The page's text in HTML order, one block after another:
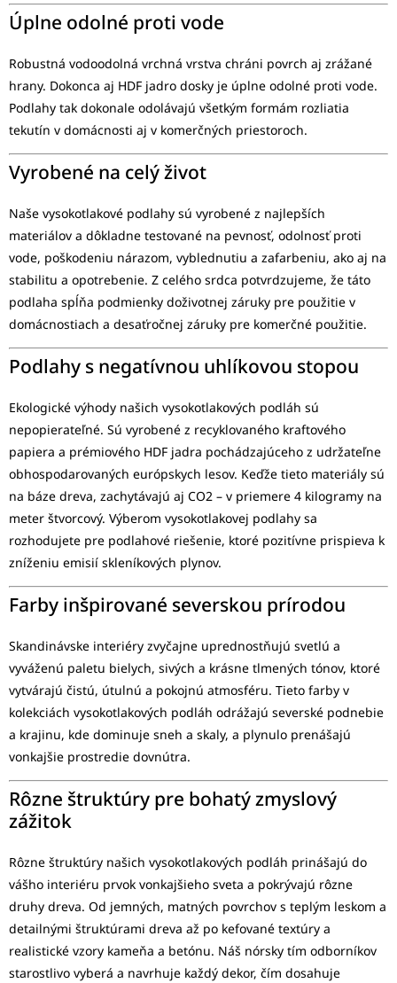
Úplne odolné proti vode
Robustná vodoodolná vrchná vrstva chráni povrch aj zrážané
hrany. Dokonca aj HDF jadro dosky je úplne odolné proti vode.
Podlahy tak dokonale odolávajú všetkým formám rozliatia
tekutín v domácnosti aj v komerčných priestoroch.
Vyrobené na celý život
Naše vysokotlakové podlahy sú vyrobené z najlepších
materiálov a dôkladne testované na pevnosť, odolnosť proti
vode, poškodeniu nárazom, vyblednutiu a zafarbeniu, ako aj na
stabilitu a opotrebenie. Z celého srdca potvrdzujeme, že táto
podlaha spĺňa podmienky doživotnej záruky pre použitie v
domácnostiach a desaťročnej záruky pre komerčné použitie.
Podlahy s negatívnou uhlíkovou stopou
Ekologické výhody našich vysokotlakových podláh sú
nepopierateľné. Sú vyrobené z recyklovaného kraftového
papiera a prémiového HDF jadra pochádzajúceho z udržateľne
obhospodarovaných európskych lesov. Keďže tieto materiály sú
na báze dreva, zachytávajú aj CO2 – v priemere 4 kilogramy na
meter štvorcový. Výberom vysokotlakovej podlahy sa
rozhodujete pre podlahové riešenie, ktoré pozitívne prispieva k
zníženiu emisií skleníkových plynov.
Farby inšpirované severskou prírodou
Skandinávske interiéry zvyčajne uprednostňujú svetlú a
vyváženú paletu bielych, sivých a krásne tlmených tónov, ktoré
vytvárajú čistú, útulnú a pokojnú atmosféru. Tieto farby v
kolekciách vysokotlakových podláh odrážajú severské podnebie
a krajinu, kde dominuje sneh a skaly, a plynulo prenášajú
vonkajšie prostredie dovnútra.
Rôzne štruktúry pre bohatý zmyslový
zážitok
Rôzne štruktúry našich vysokotlakových podláh prinášajú do
vášho interiéru prvok vonkajšieho sveta a pokrývajú rôzne
druhy dreva. Od jemných, matných povrchov s teplým leskom a
detailnými štruktúrami dreva až po kefované textúry a
realistické vzory kameňa a betónu. Náš nórsky tím odborníkov
starostlivo vyberá a navrhuje každý dekor, čím dosahuje